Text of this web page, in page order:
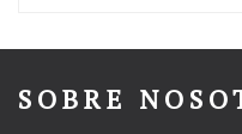
SOBRE